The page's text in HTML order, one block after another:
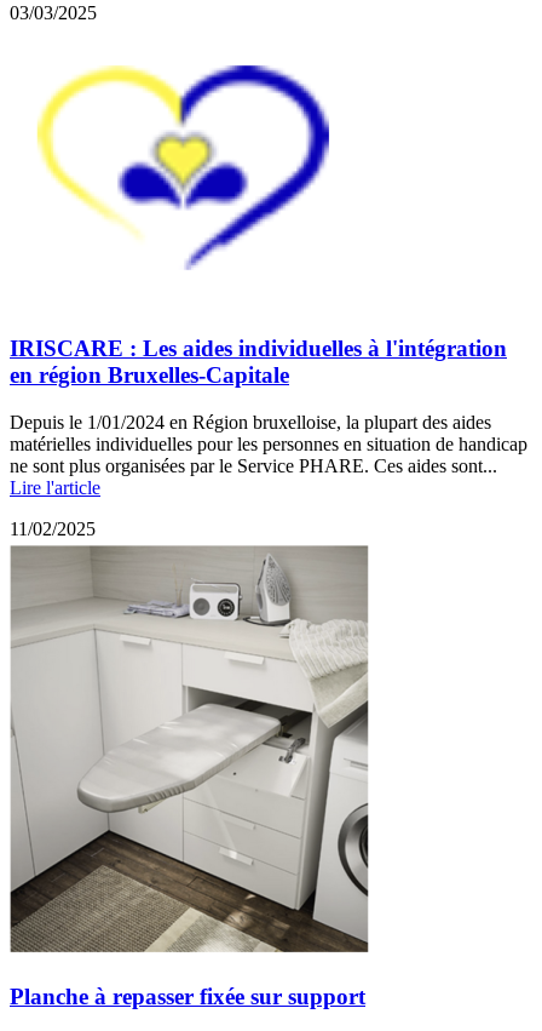
03/03/2025
IRISCARE : Les aides individuelles à l'intégration
en région Bruxelles-Capitale
Depuis le 1/01/2024 en Région bruxelloise, la plupart des aides
matérielles individuelles pour les personnes en situation de handicap
ne sont plus organisées par le Service PHARE. Ces aides sont...
Lire l'article
11/02/2025
Planche à repasser fixée sur support